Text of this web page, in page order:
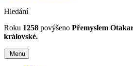
Hledání
Roku 1258 povýšeno Přemyslem
královské.
Menu